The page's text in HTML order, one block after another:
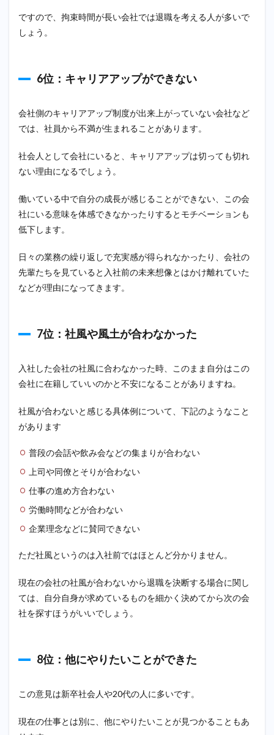
ですので、拘束時間が長い会社では退職を考える人が多いで
しょう。
6位：キャリアアップができない
会社側のキャリアアップ制度が出来上がっていない会社など
では、社員から不満が生まれることがあります。
社会人として会社にいると、キャリアアップは切っても切れ
ない理由になるでしょう。
働いている中で自分の成長が感じることができない、この会
社にいる意味を体感できなかったりするとモチベーションも
低下します。
日々の業務の繰り返しで充実感が得られなかったり、会社の
先輩たちを見ていると入社前の未来想像とはかけ離れていた
などが理由になってきます。
7位：社風や風土が合わなかった
入社した会社の社風に合わなかった時、このまま自分はこの
会社に在籍していいのかと不安になることがありますね。
社風が合わないと感じる具体例について、下記のようなこと
があります
普段の会話や飲み会などの集まりが合わない
上司や同僚とそりが合わない
仕事の進め方合わない
労働時間などが合わない
企業理念などに賛同できない
ただ社風というのは入社前ではほとんど分かりません。
現在の会社の社風が合わないから退職を決断する場合に関し
ては、自分自身が求めているものを細かく決めてから次の会
社を探すほうがいいでしょう。
8位：他にやりたいことができた
この意見は新卒社会人や20代の人に多いです。
現在の仕事とは別に、他にやりたいことが見つかることもあ